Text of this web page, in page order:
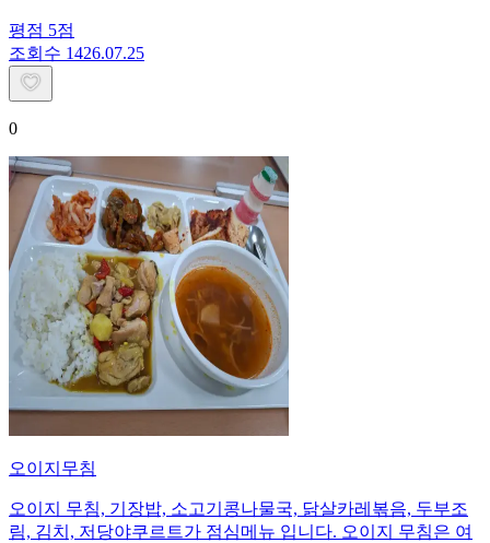
평점 5점
조회수 1426.07.25
0
오이지무침
오이지 무침, 기장밥, 소고기콩나물국, 닭살카레볶음, 두부조
림, 김치, 저당야쿠르트가 점심메뉴 입니다. 오이지 무침은 여